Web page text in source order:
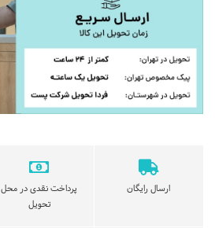
ارسال رایگان
پرداخت نقدی در محل
تحویل